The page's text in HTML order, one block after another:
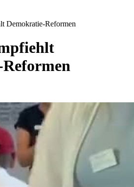
Demokratie-Reformen